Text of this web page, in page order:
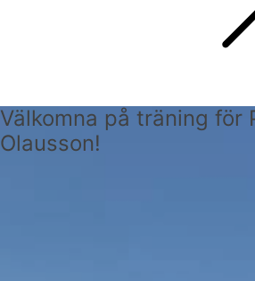
Välkomna på träning för
Olausson!